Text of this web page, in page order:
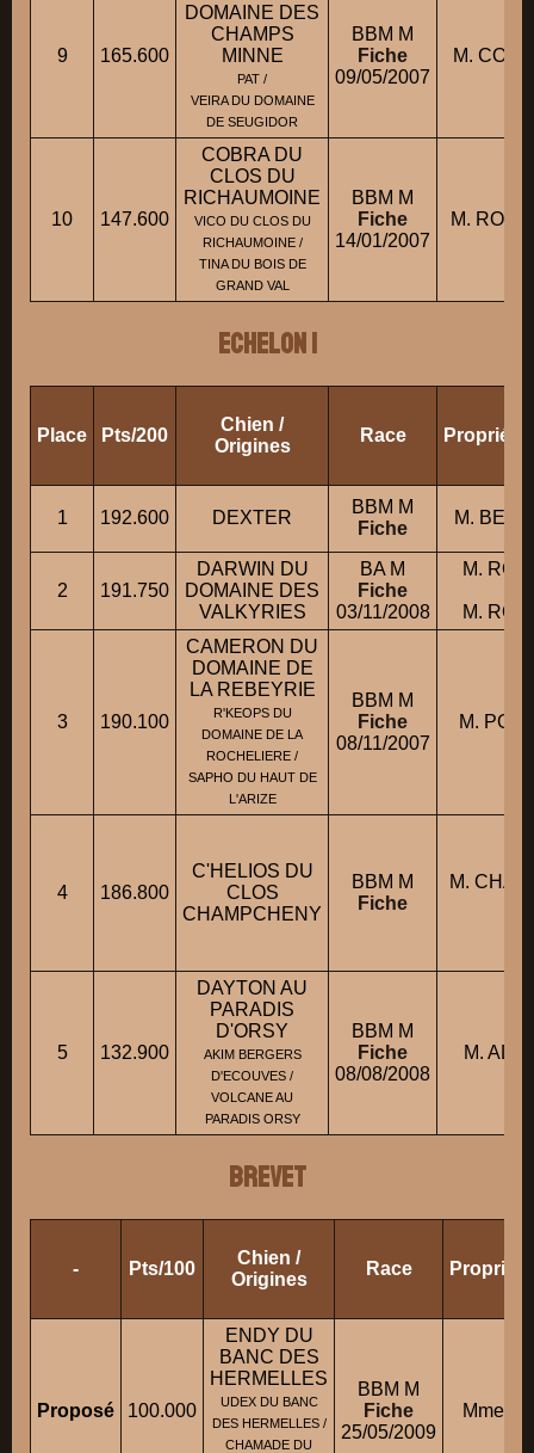
9 165.600
DOMAINE DES
CHAMPS
MINNE
PAT /
VEIRA DU DOMAINE
DE SEUGIDOR
BBM M
Fiche
09/05/2007
M.
10 147.600
COBRA DU
CLOS DU
RICHAUMOINE
VICO DU CLOS DU
RICHAUMOINE /
TINA DU BOIS DE
GRAND VAL
BBM M
Fiche
14/01/2007
M.
ECHELON 1
Place Pts/200
Chien /
Origines
Race
1 192.600 DEXTER
BBM M
Fiche
M.
2 191.750
DARWIN DU
DOMAINE DES
VALKYRIES
BA M
Fiche
03/11/2008
M.
M.
3 190.100
CAMERON DU
DOMAINE DE
LA REBEYRIE
R'KEOPS DU
DOMAINE DE LA
ROCHELIERE /
SAPHO DU HAUT DE
L'ARIZE
BBM M
Fiche
08/11/2007
M.
4 186.800
C'HELIOS DU
CLOS
CHAMPCHENY
BBM M
Fiche
M.
5 132.900
DAYTON AU
PARADIS
D'ORSY
AKIM BERGERS
D'ECOUVES /
VOLCANE AU
PARADIS ORSY
BBM M
Fiche
08/08/2008
M.
BREVET
- Pts/100
Chien /
Origines
Race
Proposé 100.000
ENDY DU
BANC DES
HERMELLES
UDEX DU BANC
DES HERMELLES /
CHAMADE DU
BBM M
Fiche
25/05/2009
Mme